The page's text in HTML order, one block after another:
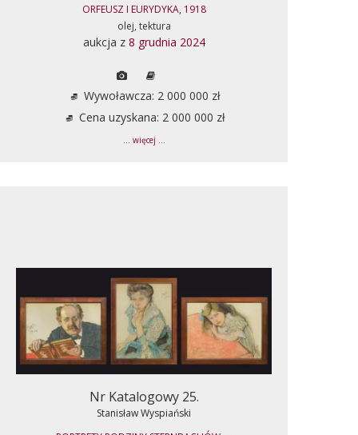
ORFEUSZ I EURYDYKA, 1918
olej, tektura
aukcja z 8 grudnia 2024
Wywoławcza: 2 000 000 zł
Cena uzyskana: 2 000 000 zł
... więcej ...
Nr Katalogowy 25.
Stanisław Wyspiański